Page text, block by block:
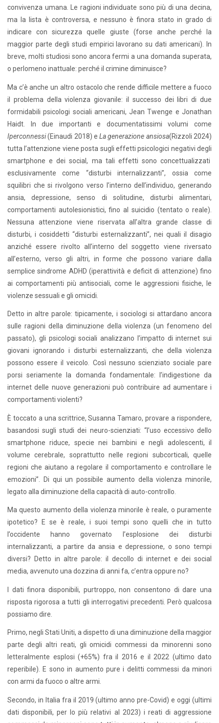
convivenza umana. Le ragioni individuate sono più di una decina,
ma la lista è controversa, e nessuno è finora stato in grado di
indicare con sicurezza quelle giuste (forse anche perché la
maggior parte degli studi empirici lavorano su dati americani). In
breve, molti studiosi sono ancora fermi a una domanda superata,
o perlomeno inattuale: perché il crimine diminuisce?
Ma c’è anche un altro ostacolo che rende difficile mettere a fuoco
il problema della violenza giovanile: il successo dei libri di due
formidabili psicologi sociali americani, Jean Twenge e Jonathan
Haidt. In due importanti e documentatissimi volumi come
Iperconnessi(Einaudi 2018) eLa generazione ansiosa(Rizzoli 2024)
tutta l’attenzione viene posta sugli effetti psicologici negativi degli
smartphone e dei social, ma tali effetti sono concettualizzati
esclusivamente come “disturbi internalizzanti”, ossia come
squilibri che si rivolgono verso l’interno dell’individuo, generando
ansia, depressione, senso di solitudine, disturbi alimentari,
comportamenti autolesionistici, fino al suicidio (tentato o reale).
Nessuna attenzione viene riservata all’altra grande classe di
disturbi, i cosiddetti “disturbi esternalizzanti”, nei quali il disagio
anziché essere rivolto all’interno del soggetto viene riversato
all’esterno, verso gli altri, in forme che possono variare dalla
semplice sindrome ADHD (iperattività e deficit di attenzione) fino
ai comportamenti più antisociali, come le aggressioni fisiche, le
violenze sessuali e gli omicidi.
Detto in altre parole: tipicamente, i sociologi si attardano ancora
sulle ragioni della diminuzione della violenza (un fenomeno del
passato), gli psicologi sociali analizzano l’impatto di internet sui
giovani ignorando i disturbi esternalizzanti, che della violenza
possono essere il veicolo. Così nessuno scienziato sociale pare
porsi seriamente la domanda fondamentale: l’indigestione da
internet delle nuove generazioni può contribuire ad aumentare i
comportamenti violenti?
È toccato a una scrittrice, Susanna Tamaro, provare a rispondere,
basandosi sugli studi dei neuro-scienziati: “l’uso eccessivo dello
smartphone riduce, specie nei bambini e negli adolescenti, il
volume cerebrale, soprattutto nelle regioni subcorticali, quelle
regioni che aiutano a regolare il comportamento e controllare le
emozioni”. Di qui un possibile aumento della violenza minorile,
legato alla diminuzione della capacità di auto-controllo.
Ma questo aumento della violenza minorile è reale, o puramente
ipotetico? E se è reale, i suoi tempi sono quelli che in tutto
l’occidente hanno governato l’esplosione dei disturbi
internalizzanti, a partire da ansia e depressione, o sono tempi
diversi? Detto in altre parole: il decollo di internet e dei social
media, avvenuto una dozzina di anni fa, c’entra oppure no?
I dati finora disponibili, purtroppo, non consentono di dare una
risposta rigorosa a tutti gli interrogativi precedenti. Però qualcosa
possiamo dire.
Primo, negli Stati Uniti, a dispetto di una diminuzione della maggior
parte degli altri reati, gli omicidi commessi da minorenni sono
letteralmente esplosi (+65%) fra il 2016 e il 2022 (ultimo dato
reperibile). E sono in aumento pure i delitti commessi da minori
con armi da fuoco o altre armi.
Secondo, in Italia fra il 2019 (ultimo anno pre-Covid) e oggi (ultimi
dati disponibili, per lo più relativi al 2023) i reati di aggressione